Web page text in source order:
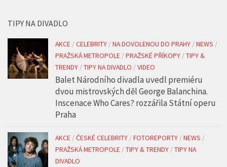
TIPY NA DIVADLO
AKCE /CELEBRITY /NA DOVOLENOU DO PRAHY /NEWS /
PRAŽSKÁ METROPOLE /PRAŽSKÉ PŘÍKOPY /TIPY &
TRENDY /TIPY NA DIVADLO /VIDEO
Balet Národního divadla uvedl premiéru
dvou mistrovských děl George Balanchina.
Inscenace Who Cares? rozzářila Státní operu
Praha
AKCE /ČESKÉ CELEBRITY /FOTOREPORTY /NEWS /
PRAŽSKÁ METROPOLE /TIPY & TRENDY /TIPY NA
DIVADLO